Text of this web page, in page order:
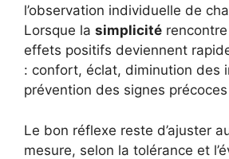
l’observation individuelle de
Lorsque la simplicité
effets positifs deviennent
: confort, éclat, diminution des
prévention des signes précoces
Le bon réflexe reste d’ajuster
mesure, selon la tolérance et